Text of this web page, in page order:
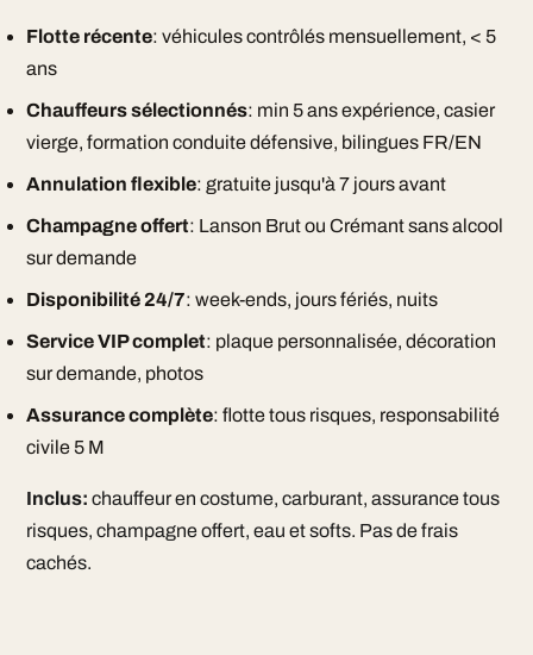
Flotte récente: véhicules contrôlés mensuellement, < 5
ans
Chauffeurs sélectionnés: min 5 ans expérience, casier
vierge, formation conduite défensive, bilingues FR/EN
Annulation flexible: gratuite jusqu'à 7 jours avant
Champagne offert: Lanson Brut ou Crémant sans alcool
sur demande
Disponibilité 24/7: week-ends, jours fériés, nuits
Service VIP complet: plaque personnalisée, décoration
sur demande, photos
Assurance complète: flotte tous risques, responsabilité
civile 5 M
Inclus: chauffeur en costume, carburant, assurance tous
risques, champagne offert, eau et softs. Pas de frais
cachés.